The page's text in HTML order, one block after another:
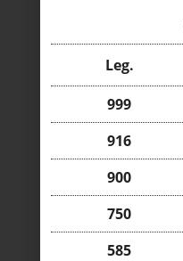
Leg.
999
916
900
750
585